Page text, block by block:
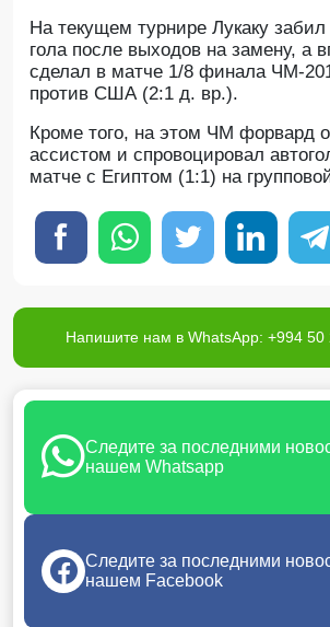
На текущем турнире Лукаку
гола после выходов на замену, а
сделал в матче 1/8 финала ЧМ-
против США (2:1 д. вр.).
Кроме того, на этом ЧМ форвард
ассистом и спровоцировал
матче с Египтом (1:1) на
Напишите нам в WhatsApp: +994 50
Следите за последними
нашем Whatsapp
Следите за последними
нашем Facebook